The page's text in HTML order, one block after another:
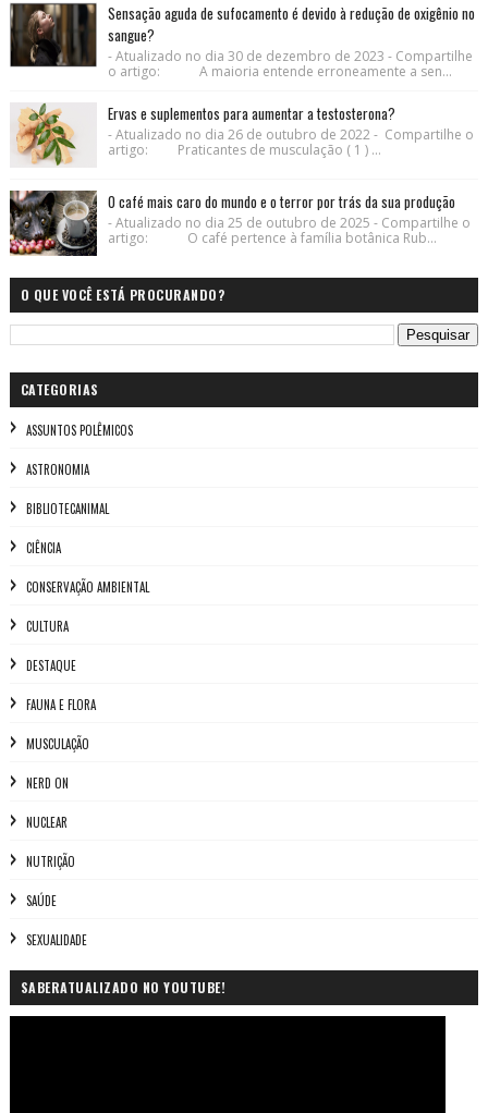
Sensação aguda de sufocamento é devido à redução de oxigênio no
sangue?
- Atualizado no dia 30 de dezembro de 2023 - Compartilhe
o artigo: A maioria entende erroneamente a sen...
Ervas e suplementos para aumentar a testosterona?
- Atualizado no dia 26 de outubro de 2022 - Compartilhe o
artigo: Praticantes de musculação ( 1 ) ...
O café mais caro do mundo e o terror por trás da sua produção
- Atualizado no dia 25 de outubro de 2025 - Compartilhe o
artigo: O café pertence à família botânica Rub...
O QUE VOCÊ ESTÁ PROCURANDO?
CATEGORIAS
ASSUNTOS POLÊMICOS
ASTRONOMIA
BIBLIOTECANIMAL
CIÊNCIA
CONSERVAÇÃO AMBIENTAL
CULTURA
DESTAQUE
FAUNA E FLORA
MUSCULAÇÃO
NERD ON
NUCLEAR
NUTRIÇÃO
SAÚDE
SEXUALIDADE
SABERATUALIZADO NO YOUTUBE!